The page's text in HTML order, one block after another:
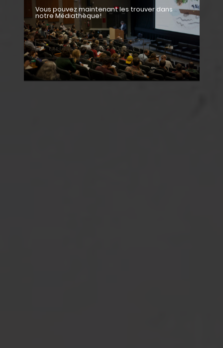
Vous pouvez maintenant les trouver dans
notre Médiathèque!
– EXPLOREZ LA MÉDIATHÈQUE –